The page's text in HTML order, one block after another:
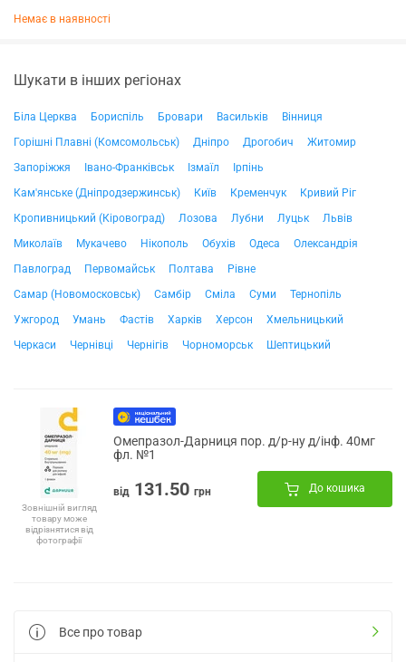
Немає в наявності
Шукати в інших регіонах
Біла Церква Бориспіль Бровари Васильків
Вінниця
Горішні Плавні (Комсомольськ)
Дніпро Дрогобич
Житомир
Запоріжжя
Івано-Франківськ Ізмаїл
Ірпінь
Кам'янське (Дніпродзержинськ)
Київ Кременчук
Кривий Ріг
Кропивницький (Кіровоград)
Лозова Лубни Луцьк
Львів
Миколаїв
Мукачево Нікополь Обухів Одеса
Олександрія
Павлоград
Первомайськ Полтава
Рівне
Самар (Новомосковськ)
Самбір Сміла Суми
Тернопіль
Ужгород
Умань Фастів Харків Херсон
Хмельницький
Черкаси
Чернівці Чернігів Чорноморськ Шептицький
Зовнішній вигляд
товару може
відрізнятися від
фотографії
Омепразол-Дарниця пор. д/р-ну д/інф. 40мг
фл. №1
від 131.50 грн До кошика
Все про товар